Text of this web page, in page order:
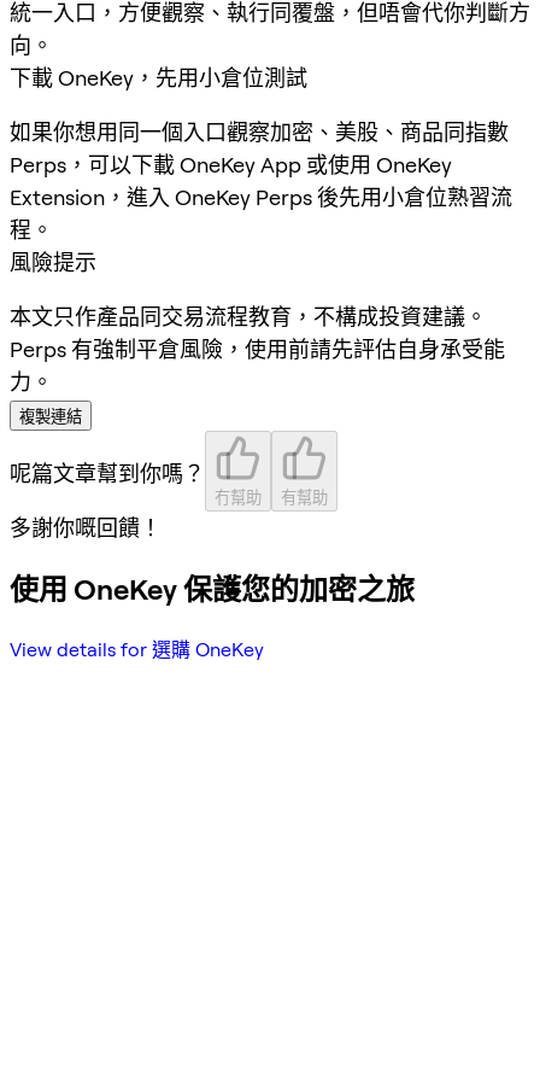
統一入口，方便觀察、執行同覆盤，但唔會代你判斷方
向。
下載 OneKey，先用小倉位測試
如果你想用同一個入口觀察加密、美股、商品同指數
Perps，可以下載 OneKey App 或使用 OneKey
Extension，進入 OneKey Perps 後先用小倉位熟習流
程。
風險提示
本文只作產品同交易流程教育，不構成投資建議。
Perps 有強制平倉風險，使用前請先評估自身承受能
力。
複製連結
呢篇文章幫到你嗎？
冇幫助 有幫助
多謝你嘅回饋！
使用 OneKey 保護您的加密之旅
View details for 選購 OneKey